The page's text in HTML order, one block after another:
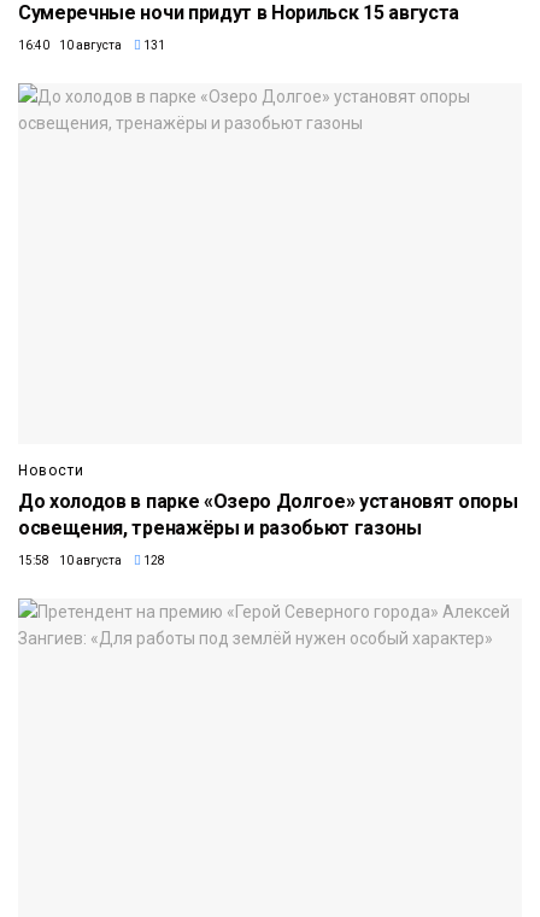
Сумеречные ночи придут в Норильск 15 августа
16:40 10 августа 131
Новости
До холодов в парке «Озеро Долгое» установят опоры
освещения, тренажёры и разобьют газоны
15:58 10 августа 128